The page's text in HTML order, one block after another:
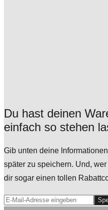
Du hast deinen
einfach so stehen
Gib unten deine
später zu speichern. Und,
dir sogar einen tollen